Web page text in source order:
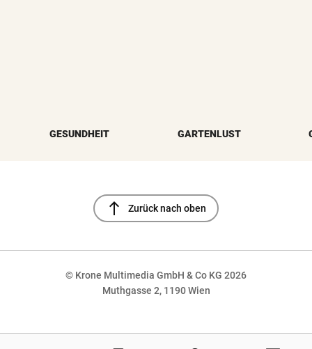
GESUNDHEIT GARTENLUST
north Zurück nach oben
© Krone Multimedia GmbH & Co KG 2026
Muthgasse 2, 1190 Wien
NaN%